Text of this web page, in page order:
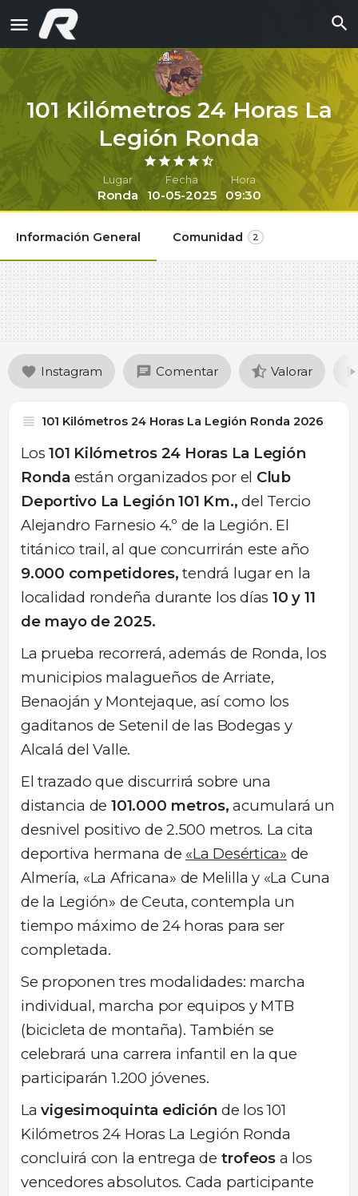
101 Kilómetros 24 Horas La
Legión Ronda
Lugar
Ronda
Fecha
10-05-2025
Hora
09:30
Información General Comunidad 2
Instagram Comentar Valorar
101 Kilómetros 24 Horas La Legión Ronda 2026
Los101 Kilómetros 24 Horas La Legión
Ronda están organizados por el Club
Deportivo La Legión 101 Km., del Tercio
Alejandro Farnesio 4.º de la Legión. El
titánico trail, al que concurrirán este año
9.000 competidores, tendrá lugar en la
localidad rondeña durante los días 10 y 11
de mayo de 2025.
La prueba recorrerá, además de Ronda, los
municipios malagueños de Arriate,
Benaoján y Montejaque, así como los
gaditanos de Setenil de las Bodegas y
Alcalá del Valle.
El trazado que discurrirá sobre una
distancia de101.000 metros, acumulará un
desnivel positivo de 2.500 metros. La cita
deportiva hermana de «La Desértica» de
Almería, «La Africana» de Melilla y «La Cuna
de la Legión» de Ceuta, contempla un
tiempo máximo de 24 horas para ser
completada.
Se proponen tres modalidades: marcha
individual, marcha por equipos y MTB
(bicicleta de montaña). También se
celebrará una carrera infantil en la que
participarán 1.200 jóvenes.
Lavigesimoquinta edición de los 101
Kilómetros 24 Horas La Legión Ronda
concluirá con la entrega de trofeosa los
vencedores absolutos. Cada participante